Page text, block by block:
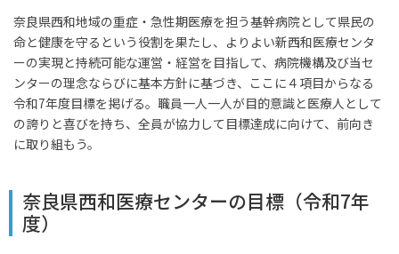
奈良県西和地域の重症・急性期医療を担う基幹病院として県民の
命と健康を守るという役割を果たし、よりよい新西和医療センタ
ーの実現と持続可能な運営・経営を目指して、病院機構及び当セ
ンターの理念ならびに基本方針に基づき、ここに４項目からなる
令和7年度目標を掲げる。職員一人一人が目的意識と医療人として
の誇りと喜びを持ち、全員が協力して目標達成に向けて、前向き
に取り組もう。
奈良県西和医療センターの目標（令和7年
度）